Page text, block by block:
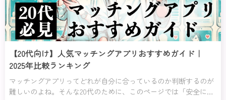
【20代向け】人気マッチングアプリおすすめガイド｜
2025年比較ランキング
マッチングアプリってどれが自分に合っているのか判断するのが
難しいのよね。そんな20代のために、このページでは「安全に使